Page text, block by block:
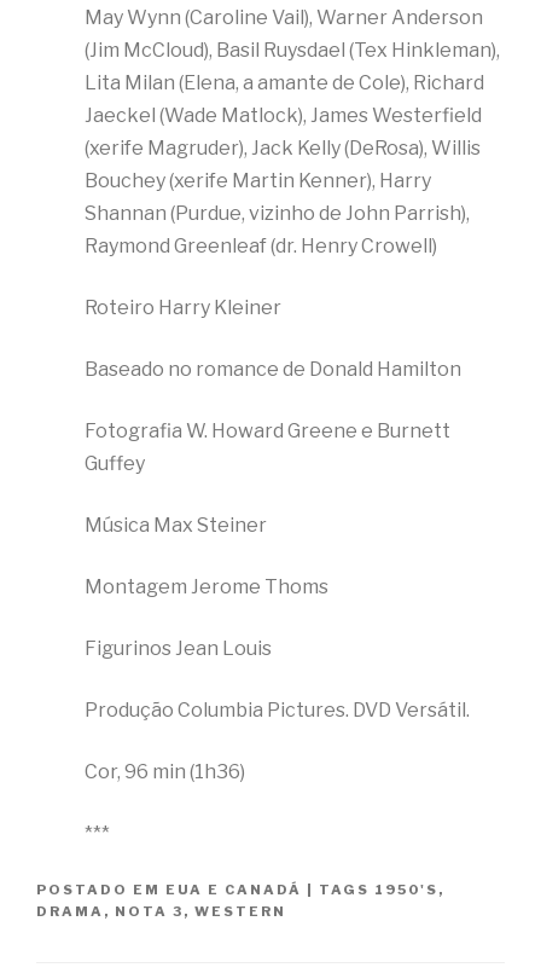
May Wynn (Caroline Vail), Warner Anderson
(Jim McCloud), Basil Ruysdael (Tex Hinkleman),
Lita Milan (Elena, a amante de Cole), Richard
Jaeckel (Wade Matlock), James Westerfield
(xerife Magruder), Jack Kelly (DeRosa), Willis
Bouchey (xerife Martin Kenner), Harry
Shannan (Purdue, vizinho de John Parrish),
Raymond Greenleaf (dr. Henry Crowell)
Roteiro Harry Kleiner
Baseado no romance de Donald Hamilton
Fotografia W. Howard Greene e Burnett
Guffey
Música Max Steiner
Montagem Jerome Thoms
Figurinos Jean Louis
Produção Columbia Pictures. DVD Versátil.
Cor, 96 min (1h36)
***
POSTADO EM EUA E CANADÁ | TAGS 1950'S ,
DRAMA , NOTA 3 , WESTERN